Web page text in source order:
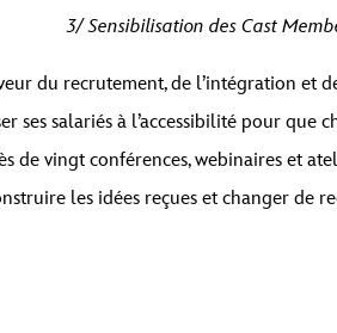
3/ Sensibilisation des Cast
du recrutement, de l’intégration et
ses salariés à l’accessibilité pour
de vingt conférences, webinaires et
les idées reçues et changer de